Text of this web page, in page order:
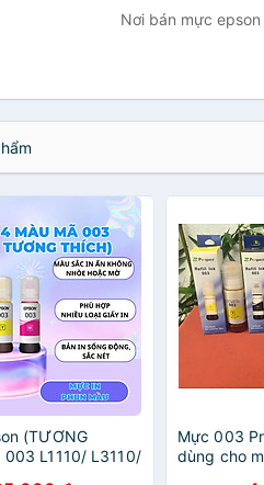
Nơi bán mực
(TƯƠNG
003 L1110/ L3110/
Mực 003
dùng cho